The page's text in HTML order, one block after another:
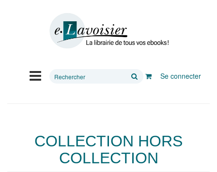
Rechercher
Se connecter
COLLECTION HORS
COLLECTION